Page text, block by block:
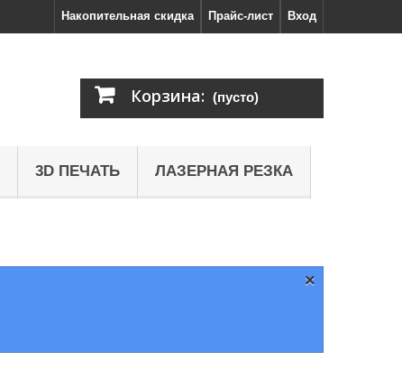
Вход
Прайс-лист
Накопительная скидка
Корзина: (пусто)
3D ПЕЧАТЬ ЛАЗЕРНАЯ РЕЗКА
×